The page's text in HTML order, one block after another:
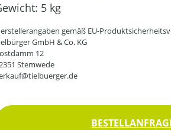
5 kg
gemäß EU-
GmbH & Co. KG
12
Stemwede